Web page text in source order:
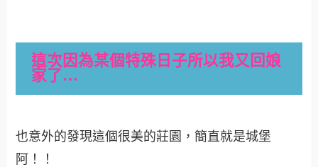
這次因為某個特殊日子所以我又回娘
家了…
也意外的發現這個很美的莊園，簡直就是城堡
阿！！